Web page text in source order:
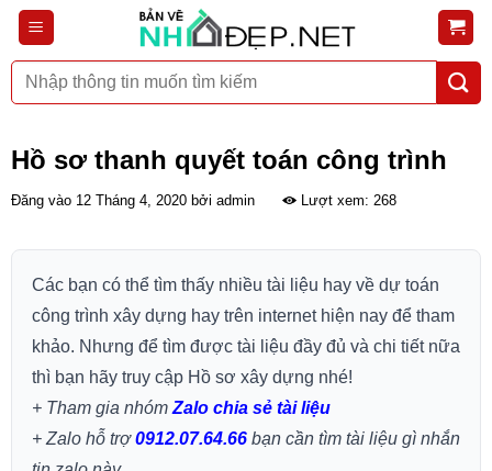
Bỏ
qua
nộiTìm
kiếm:
Hồ sơ thanh quyết toán công trình
Đăng vào 12 Tháng 4, 2020 bởi admin Lượt xem: 268
Các bạn có thể tìm thấy nhiều tài liệu hay về dự toán
công trình xây dựng hay trên internet hiện nay để tham
khảo. Nhưng để tìm được tài liệu đầy đủ và chi tiết nữa
thì bạn hãy truy cập Hồ sơ xây dựng nhé!
+ Tham gia nhóm Zalo chia sẻ tài liệu
+ Zalo hỗ trợ0912.07.64.66bạn cần tìm tài liệu gì nhắn